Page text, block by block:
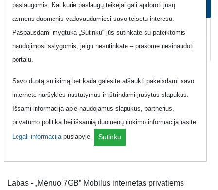
Kaip užsisakyti planą
Kaip atsisakyti plano
Pagalba
Kaip užsisakyti planą
Instrukcijos kaip užsisakyti "Mėnuo 7GB" planą.
Siųskite žinutę su raktažodžiuMENUO7GB
numeriu
1500
(žinutės kaina - 0,10 Eur).
Labas - „Mėnuo 7GB” Mobilus internetas privatiems
paslaugomis. Kai kurie paslaugų teikėjai gali apdoroti jūsų
asmens duomenis vadovaudamiesi savo teisėtu interesu.
Paspausdami mygtuką „Sutinku“ jūs sutinkate su pateiktomis
naudojimosi sąlygomis, jeigu nesutinkate – prašome nesinaudoti
portalu.
Savo duotą sutikimą bet kada galėsite atšaukti pakeisdami savo
interneto naršyklės nustatymus ir ištrindami įrašytus slapukus.
Išsami informacija apie naudojamus slapukus, partnerius,
privatumo politika bei išsamią duomenų rinkimo informacija rasite
Legali informacijapuslapyje. Sutinku